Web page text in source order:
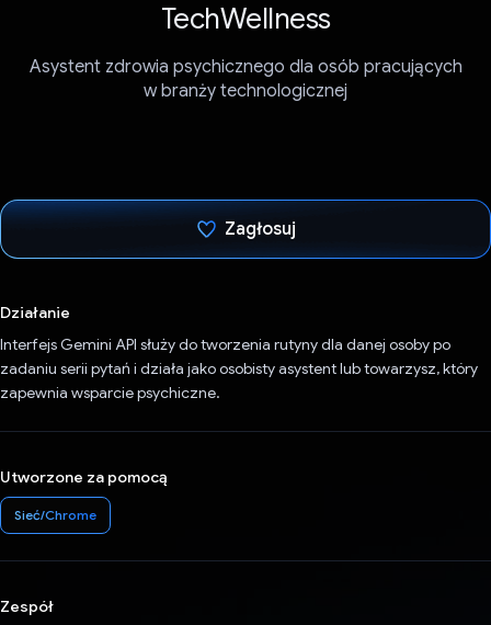
TechWellness
Asystent zdrowia psychicznego dla osób pracujących
w branży technologicznej
Zagłosuj
Działanie
Interfejs Gemini API służy do tworzenia rutyny dla danej osoby po
zadaniu serii pytań i działa jako osobisty asystent lub towarzysz, który
zapewnia wsparcie psychiczne.
Utworzone za pomocą
Sieć/Chrome
Zespół